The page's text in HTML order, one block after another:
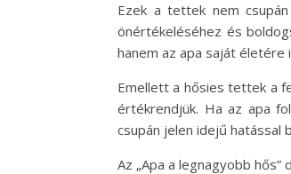
Ezek a tettek nem
önértékeléséhez és
hanem az apa saját életére
Emellett a hősies tettek a
értékrendjük. Ha az apa
csupán jelen idejű hatással
Az „Apa a legnagyobb